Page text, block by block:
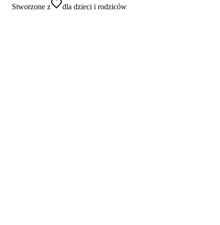
Stworzone z
dla dzieci i rodziców